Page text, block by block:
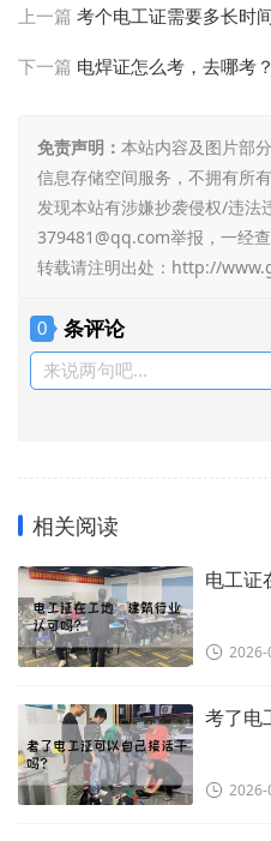
上一篇 考个电工证需要多长时
下一篇 电焊证怎么考，去哪考？
免责声明： 本站内容及图片部
信息存储空间服务，不拥有所
发现本站有涉嫌抄袭侵权/违法
379481@qq.com举报，一经查
转载请注明出处： http://
0 条评论
来说两句吧...
相关阅读
电工证
2026-
考了电
2026-